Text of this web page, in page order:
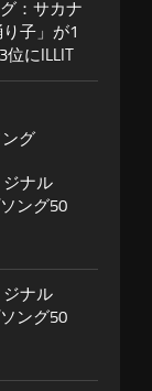
：サカナ
子」が1
位にILLIT
グ
ナル
ング50
ナル
ング50